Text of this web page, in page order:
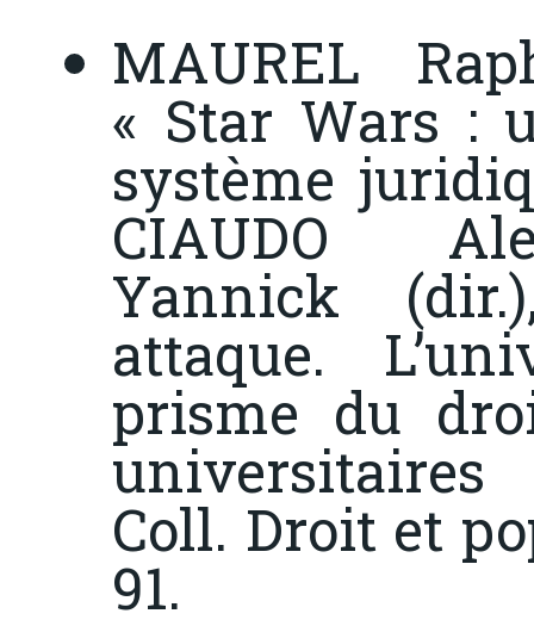
MAUREL
« Star Wars :
système
CIAUDO
Yannick (dir.)
attaque.
prisme du
Coll. Droit et
91.